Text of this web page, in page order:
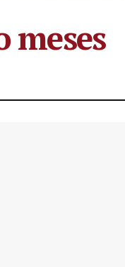
meses